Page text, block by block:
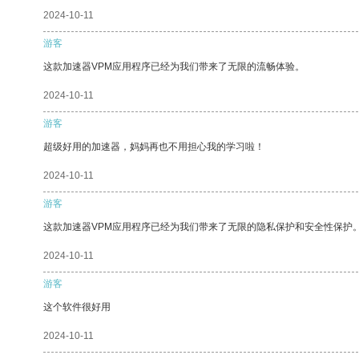
2024-10-11
游客
这款加速器VPM应用程序已经为我们带来了无限的流畅体验。
2024-10-11
游客
超级好用的加速器，妈妈再也不用担心我的学习啦！
2024-10-11
游客
这款加速器VPM应用程序已经为我们带来了无限的隐私保护和安全性保护
2024-10-11
游客
这个软件很好用
2024-10-11